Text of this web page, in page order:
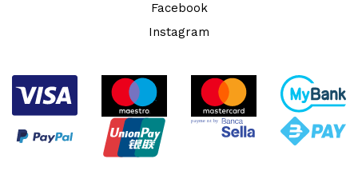
Facebook
Instagram